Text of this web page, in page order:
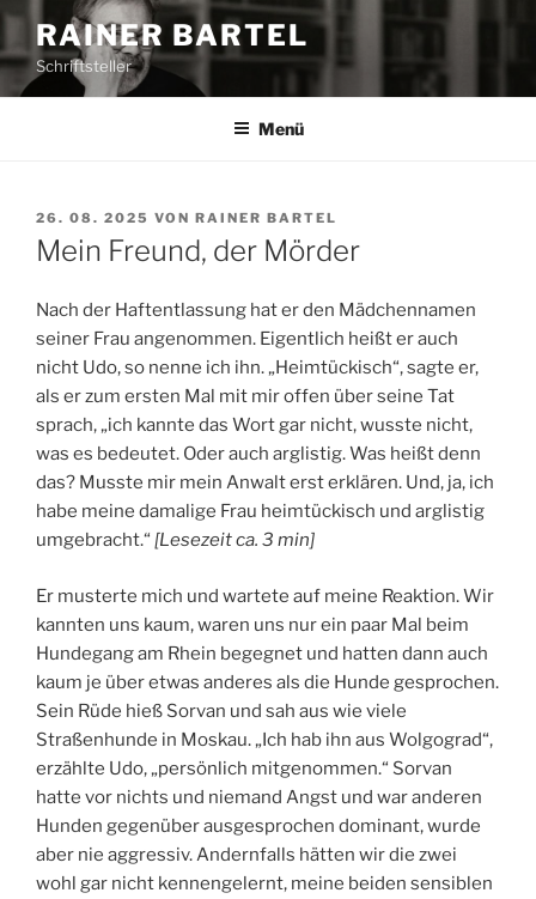
Z
m
I
RAINER BARTEL
Schriftsteller
Menü
V
E
R
F
E
N
I
C
H
A
M
26. 08. 2025 VON RAINER BARTEL
Mein Freund, der Mörder
Nach der Haftentlassung hat er den Mädchennamen
seiner Frau angenommen. Eigentlich heißt er auch
nicht Udo, so nenne ich ihn. „Heimtückisch“, sagte er,
als er zum ersten Mal mit mir offen über seine Tat
sprach, „ich kannte das Wort gar nicht, wusste nicht,
was es bedeutet. Oder auch arglistig. Was heißt denn
das? Musste mir mein Anwalt erst erklären. Und, ja, ich
habe meine damalige Frau heimtückisch und arglistig
umgebracht.“ [Lesezeit ca. 3 min]
Er musterte mich und wartete auf meine Reaktion. Wir
kannten uns kaum, waren uns nur ein paar Mal beim
Hundegang am Rhein begegnet und hatten dann auch
kaum je über etwas anderes als die Hunde gesprochen.
Sein Rüde hieß Sorvan und sah aus wie viele
Straßenhunde in Moskau. „Ich hab ihn aus Wolgograd“,
erzählte Udo, „persönlich mitgenommen.“ Sorvan
hatte vor nichts und niemand Angst und war anderen
Hunden gegenüber ausgesprochen dominant, wurde
aber nie aggressiv. Andernfalls hätten wir die zwei
wohl gar nicht kennengelernt, meine beiden sensiblen